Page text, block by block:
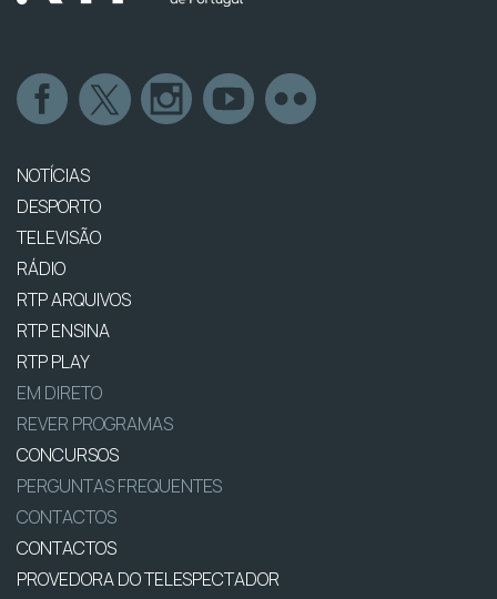
NOTÍCIAS
DESPORTO
TELEVISÃO
RÁDIO
RTP ARQUIVOS
RTP ENSINA
RTP PLAY
EM DIRETO
REVER PROGRAMAS
CONCURSOS
PERGUNTAS FREQUENTES
CONTACTOS
CONTACTOS
PROVEDORA DO TELESPECTADOR